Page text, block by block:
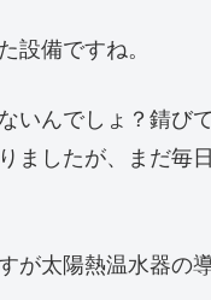
設備ですね。
いんでしょ？錆び
ましたが、まだ毎
が太陽熱温水器の